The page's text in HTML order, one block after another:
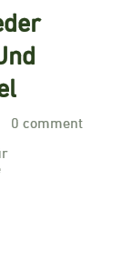
0 comment